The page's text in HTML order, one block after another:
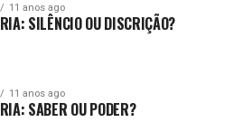
11 anos ago
SILÊNCIO OU DISCRIÇÃO?
11 anos ago
SABER OU PODER?